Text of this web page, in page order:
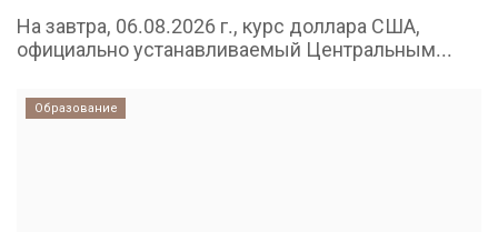
На завтра, 06.08.2026 г., курс доллара США,
официально устанавливаемый Центральным...
Образование